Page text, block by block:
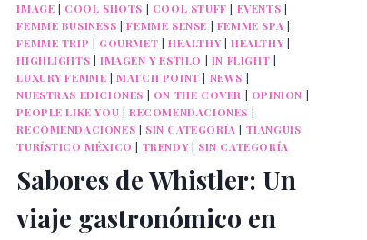
IMAGE | COOL SHOTS | COOL STUFF | EVENTS |
FEMME BUSINESS |FEMME SENSE | FEMME SPA |
FEMME TRIP | GOURMET |HEALTHY |HEALTHY |
HIGHLIGHTS |IMAGEN Y ESTILO | IN FLIGHT |
LUXURY FEMME |MATCH POINT | NEWS |
NUESTRAS EDICIONES | ON THE COVER | OPINION |
PEOPLE LIKE YOU |RECOMENDACIONES |
RECOMENDACIONES | SIN CATEGORÍA | TIANGUIS
TURÍSTICO MÉXICO | TRENDY | SIN CATEGORÍA
Sabores de Whistler: Un
viaje gastronómico en